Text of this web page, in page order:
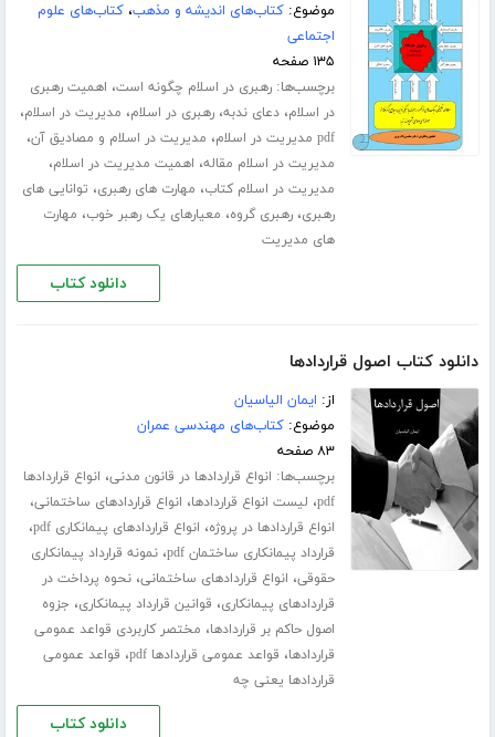
موضوع:کتاب‌های اندیشه و مذهب،کتاب‌های علوم
اجتماعی
۱۳۵ صفحه
برچسب‌ها:رهبری در اسلام چگونه است، اهمیت رهبری
در اسلام،دعای ندبه،رهبری در اسلام، مدیریت در اسلام،
pdf مدیریت در اسلام ، مدیریت در اسلام و مصادیق آن،
مدیریت در اسلام مقاله، اهمیت مدیریت در اسلام،
مدیریت در اسلام کتاب، مهارت های رهبری، توانایی های
رهبری،رهبری گروه، معیارهای یک رهبر خوب، مهارت
های مدیریت
دانلود کتاب
دانلود کتاب اصول قراردادها
از: ایمان الیاسیان
موضوع:کتاب‌های مهندسی عمران
۸۳ صفحه
برچسب‌ها: انواع قراردادها در قانون مدنی، انواع قراردادها
pdf، لیست انواع قراردادها، انواع قراردادهای ساختمانی،
انواع قراردادها در پروژه، انواع قراردادهای پیمانکاری pdf ،
قرارداد پیمانکاری ساختمان pdf ،نمونه قرارداد پیمانکاری
حقوقی، انواع قراردادهای ساختمانی،نحوه پرداخت در
قراردادهای پیمانکاری، قوانین قرارداد پیمانکاری، جزوه
اصول حاکم بر قراردادها، مختصر کاربردی قواعد عمومی
قراردادها، قواعد عمومی قراردادها pdf ، قواعد عمومی
قراردادها یعنی چه
دانلود کتاب